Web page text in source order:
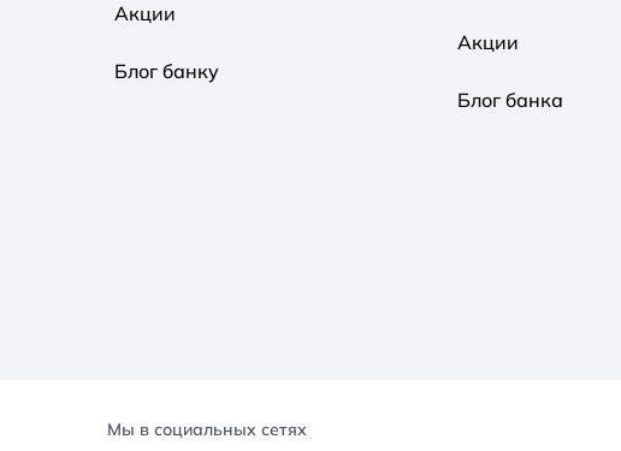
Акции
Блог банку
Акции
Блог банка
Мы в социальных сетях